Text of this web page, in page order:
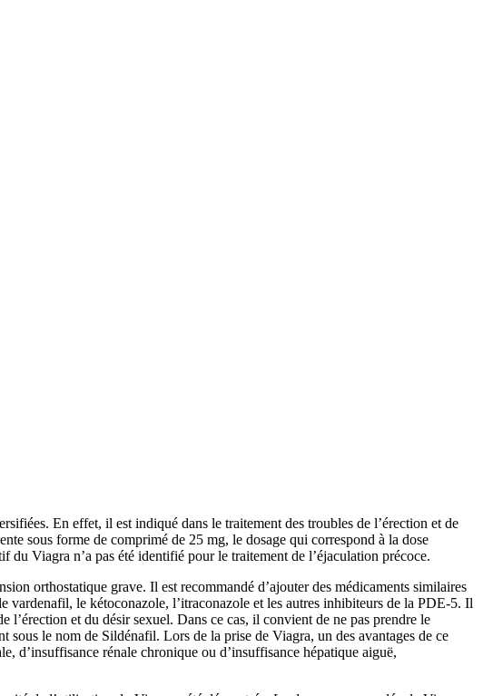
En effet, il est indiqué dans le traitement des troubles de l’érection et de
sous forme de comprimé de 25 mg, le dosage qui correspond à la dose
Viagra n’a pas été identifié pour le traitement de l’éjaculation précoce.
orthostatique grave. Il est recommandé d’ajouter des médicaments similaires
le kétoconazole, l’itraconazole et les autres inhibiteurs de la PDE-5. Il
l’érection et du désir sexuel. Dans ce cas, il convient de ne pas prendre le
le nom de Sildénafil. Lors de la prise de Viagra, un des avantages de ce
d’insuffisance rénale chronique ou d’insuffisance hépatique aiguë,